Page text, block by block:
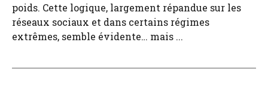
poids. Cette logique, largement répandue sur les
réseaux sociaux et dans certains régimes
extrêmes, semble évidente… mais ...